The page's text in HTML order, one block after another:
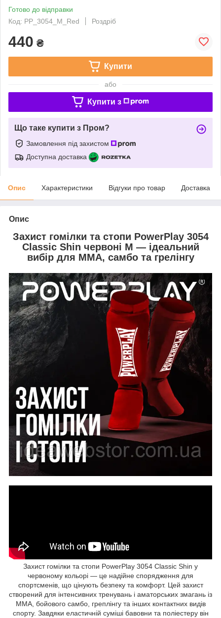
Готово до відправки
Код: PP_3054_M_Red
Роздріб
440 ₴
Купити
або
Купити з
Що таке купити з Пром?
Замовлення під захистом
Доступна доставка
Опис Характеристики Відгуки про товар Доставка
Опис
Захист гомілки та стопи PowerPlay 3054
Classic Shin червоні M — ідеальний
вибір для ММА, самбо та грелінгу
Захист гомілки та стопи PowerPlay 3054 Classic Shin у
червоному кольорі — це надійне спорядження для
спортсменів, що цінують безпеку та комфорт. Цей захист
створений для інтенсивних тренувань і аматорських змагань із
ММА, бойового самбо, греплінгу та інших контактних видів
спорту. Завдяки еластичній суміші бавовни та поліестеру він